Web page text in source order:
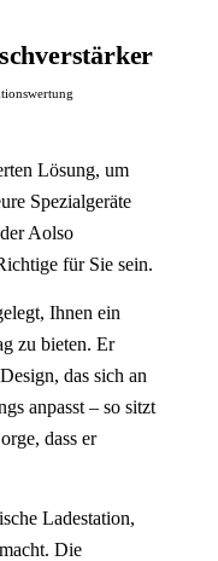
Lösung, um
Spezialgeräte
Aolso
für Sie sein.
Ihnen ein
zu bieten. Er
das sich an
anpasst – so sitzt
dass er
Ladestation,
Die